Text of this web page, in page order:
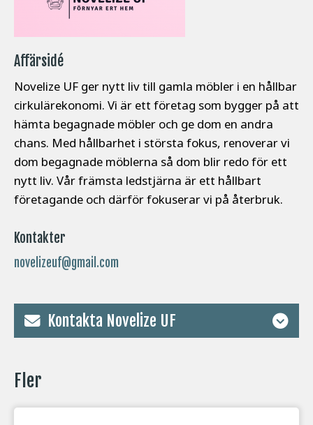
Affärsidé
Novelize UF ger nytt liv till gamla möbler i en hållbar
cirkulärekonomi. Vi är ett företag som bygger på att
hämta begagnade möbler och ge dom en andra
chans. Med hållbarhet i största fokus, renoverar vi
dom begagnade möblerna så dom blir redo för ett
nytt liv. Vår främsta ledstjärna är ett hållbart
företagande och därför fokuserar vi på återbruk.
Kontakter
novelizeuf@gmail.com
Kontakta Novelize UF
Fler